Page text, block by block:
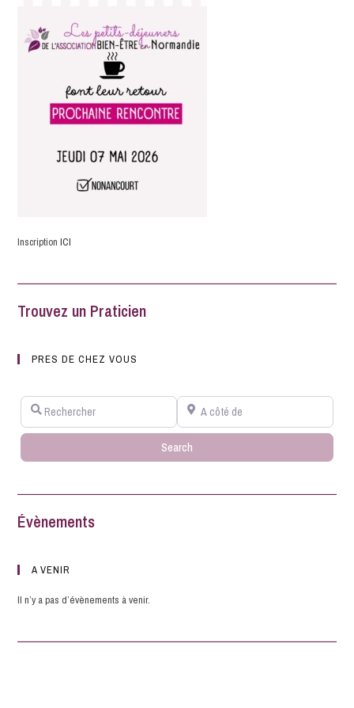
InscriptionICI
Trouvez un Praticien
PRES DE CHEZ VOUS
Rechercher A côté de
Search
Évènements
A VENIR
Il n’y a pas d’évènements à venir.